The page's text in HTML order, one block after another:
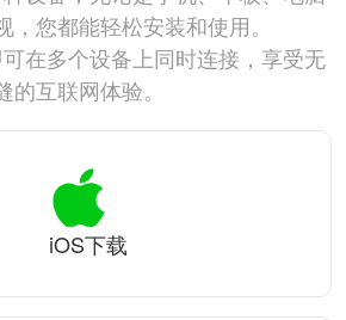
，您都能轻松安装和使用。
在多个设备上同时连接，享受无
的互联网体验。
iOS下载